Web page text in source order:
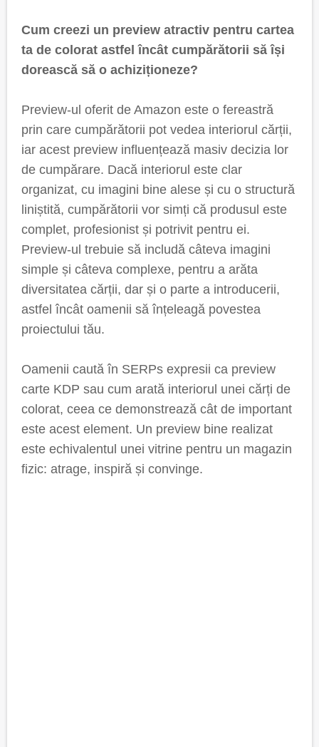
Cum creezi un preview atractiv pentru cartea
ta de colorat astfel încât cumpărătorii să își
dorească să o achiziționeze?
Preview-ul oferit de Amazon este o fereastră
prin care cumpărătorii pot vedea interiorul cărții,
iar acest preview influențează masiv decizia lor
de cumpărare. Dacă interiorul este clar
organizat, cu imagini bine alese și cu o structură
liniștită, cumpărătorii vor simți că produsul este
complet, profesionist și potrivit pentru ei.
Preview-ul trebuie să includă câteva imagini
simple și câteva complexe, pentru a arăta
diversitatea cărții, dar și o parte a introducerii,
astfel încât oamenii să înțeleagă povestea
proiectului tău.
Oamenii caută în SERPs expresii ca preview
carte KDP sau cum arată interiorul unei cărți de
colorat, ceea ce demonstrează cât de important
este acest element. Un preview bine realizat
este echivalentul unei vitrine pentru un magazin
fizic: atrage, inspiră și convinge.